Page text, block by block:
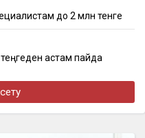
до 2 млн тенге
астам пайда
аэротакси с